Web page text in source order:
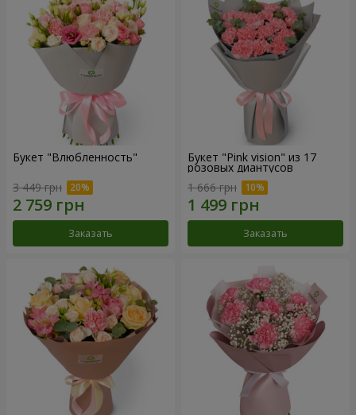
Букет "Влюбленность"
3 449 грн
Заказать
Букет "Pink vision" из 17
розовых диантусов
1 666 грн
Заказать